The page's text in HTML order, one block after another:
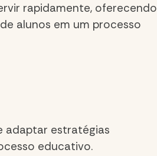
rapidamente, oferecendo
alunos em um processo
adaptar estratégias
educativo.